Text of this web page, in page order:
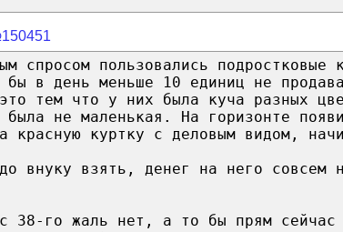
спросом пользовались подростковые
в день меньше 10 единиц не
тем что у них была куча разных
не маленькая. На горизонте
красную куртку с деловым видом,
внуку взять, денег на него совсем
го жаль нет, а то бы прям сейчас